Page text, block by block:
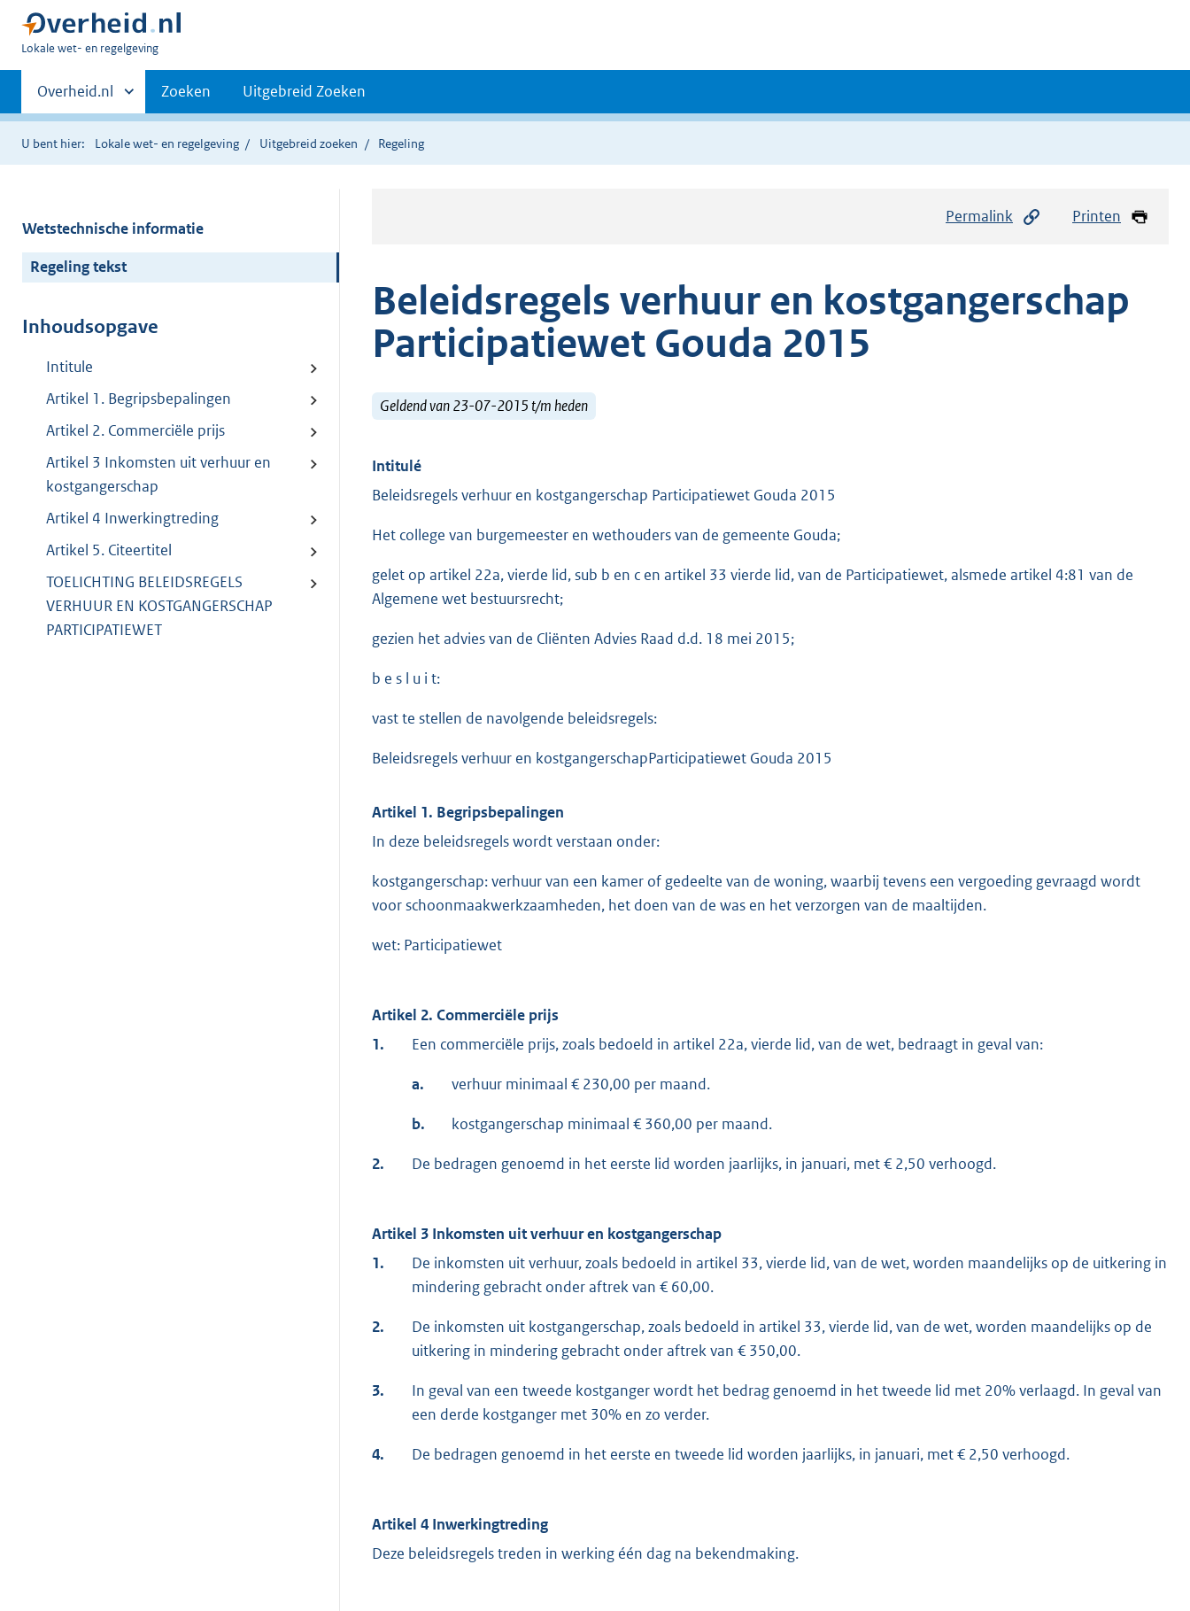
U
hier:
Lokale wet- en regelgeving
Primaire
navigatie
Andere
sites
binnen
Overheid.nl Zoeken Uitgebreid Zoeken
U bent hier: Lokale wet- en regelgeving Uitgebreid zoeken Regeling
Wetstechnische informatie
Regeling tekst
Inhoudsopgave
Intitule
Artikel 1. Begripsbepalingen
Artikel 2. Commerciële prijs
Artikel 3 Inkomsten uit verhuur en
kostgangerschap
Artikel 4 Inwerkingtreding
Artikel 5. Citeertitel
TOELICHTING BELEIDSREGELS
VERHUUR EN KOSTGANGERSCHAP
PARTICIPATIEWET
Permalink Printen
Beleidsregels verhuur en kostgangerschap
Participatiewet Gouda 2015
Geldend van 23-07-2015 t/m heden
Intitulé
Beleidsregels verhuur en kostgangerschap Participatiewet Gouda 2015
Het college van burgemeester en wethouders van de gemeente Gouda;
gelet op artikel 22a, vierde lid, sub b en c en artikel 33 vierde lid, van de Participatiewet, alsmede artikel 4:81 van de
Algemene wet bestuursrecht;
gezien het advies van de Cliënten Advies Raad d.d. 18 mei 2015;
b e s l u i t:
vast te stellen de navolgende beleidsregels:
Beleidsregels verhuur en kostgangerschapParticipatiewet Gouda 2015
Artikel 1. Begripsbepalingen
In deze beleidsregels wordt verstaan onder:
kostgangerschap: verhuur van een kamer of gedeelte van de woning, waarbij tevens een vergoeding gevraagd wordt
voor schoonmaakwerkzaamheden, het doen van de was en het verzorgen van de maaltijden.
wet: Participatiewet
Artikel 2. Commerciële prijs
1.
Een commerciële prijs, zoals bedoeld in artikel 22a, vierde lid, van de wet, bedraagt in geval van:
a. verhuur minimaal € 230,00 per maand.
b. kostgangerschap minimaal € 360,00 per maand.
2. De bedragen genoemd in het eerste lid worden jaarlijks, in januari, met € 2,50 verhoogd.
Artikel 3 Inkomsten uit verhuur en kostgangerschap
1.
De inkomsten uit verhuur, zoals bedoeld in artikel 33, vierde lid, van de wet, worden maandelijks op de uitkering in
mindering gebracht onder aftrek van € 60,00.
2.
De inkomsten uit kostgangerschap, zoals bedoeld in artikel 33, vierde lid, van de wet, worden maandelijks op de
uitkering in mindering gebracht onder aftrek van € 350,00.
3.
In geval van een tweede kostganger wordt het bedrag genoemd in het tweede lid met 20% verlaagd. In geval van
een derde kostganger met 30% en zo verder.
4. De bedragen genoemd in het eerste en tweede lid worden jaarlijks, in januari, met € 2,50 verhoogd.
Artikel 4 Inwerkingtreding
Deze beleidsregels treden in werking één dag na bekendmaking.